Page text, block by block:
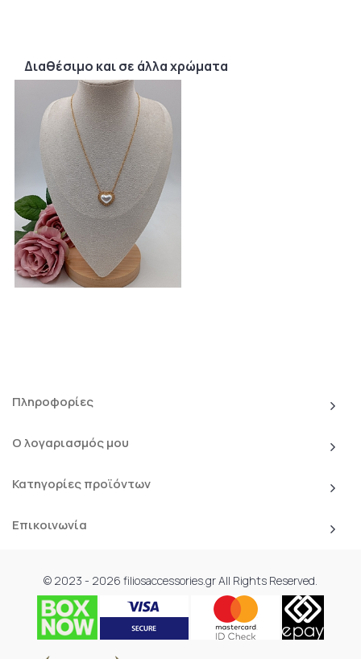
Διαθέσιμο και σε άλλα χρώματα
Πληροφορίες
Ο λογαριασμός μου
Κατηγορίες προϊόντων
Επικοινωνία
© 2023 - 2026 filiosaccessories.gr All Rights Reserved.